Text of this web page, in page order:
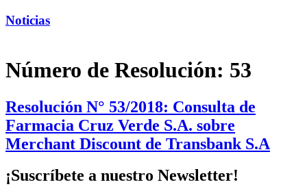
Noticias
Número de Resolución: 53
Resolución N° 53/2018: Consulta de
Farmacia Cruz Verde S.A. sobre
Merchant Discount de Transbank S.A
¡Suscríbete a nuestro Newsletter!